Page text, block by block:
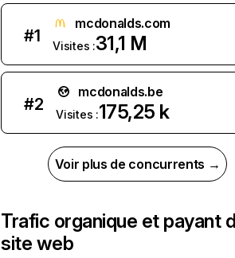
#1
mcdonalds.com
Visites :31,1 M
#2
mcdonalds.be
Visites :175,25 k
Voir plus de concurrents →
Trafic organique et payant
site web